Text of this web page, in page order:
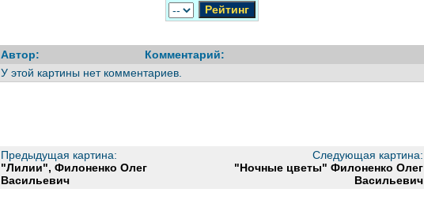
Автор:
Комментарий:
У этой картины нет комментариев.
Предыдущая картина:
"Лилии", Филоненко Олег
Васильевич
Следующая картина:
"Ночные цветы" Филоненко Олег
Васильевич